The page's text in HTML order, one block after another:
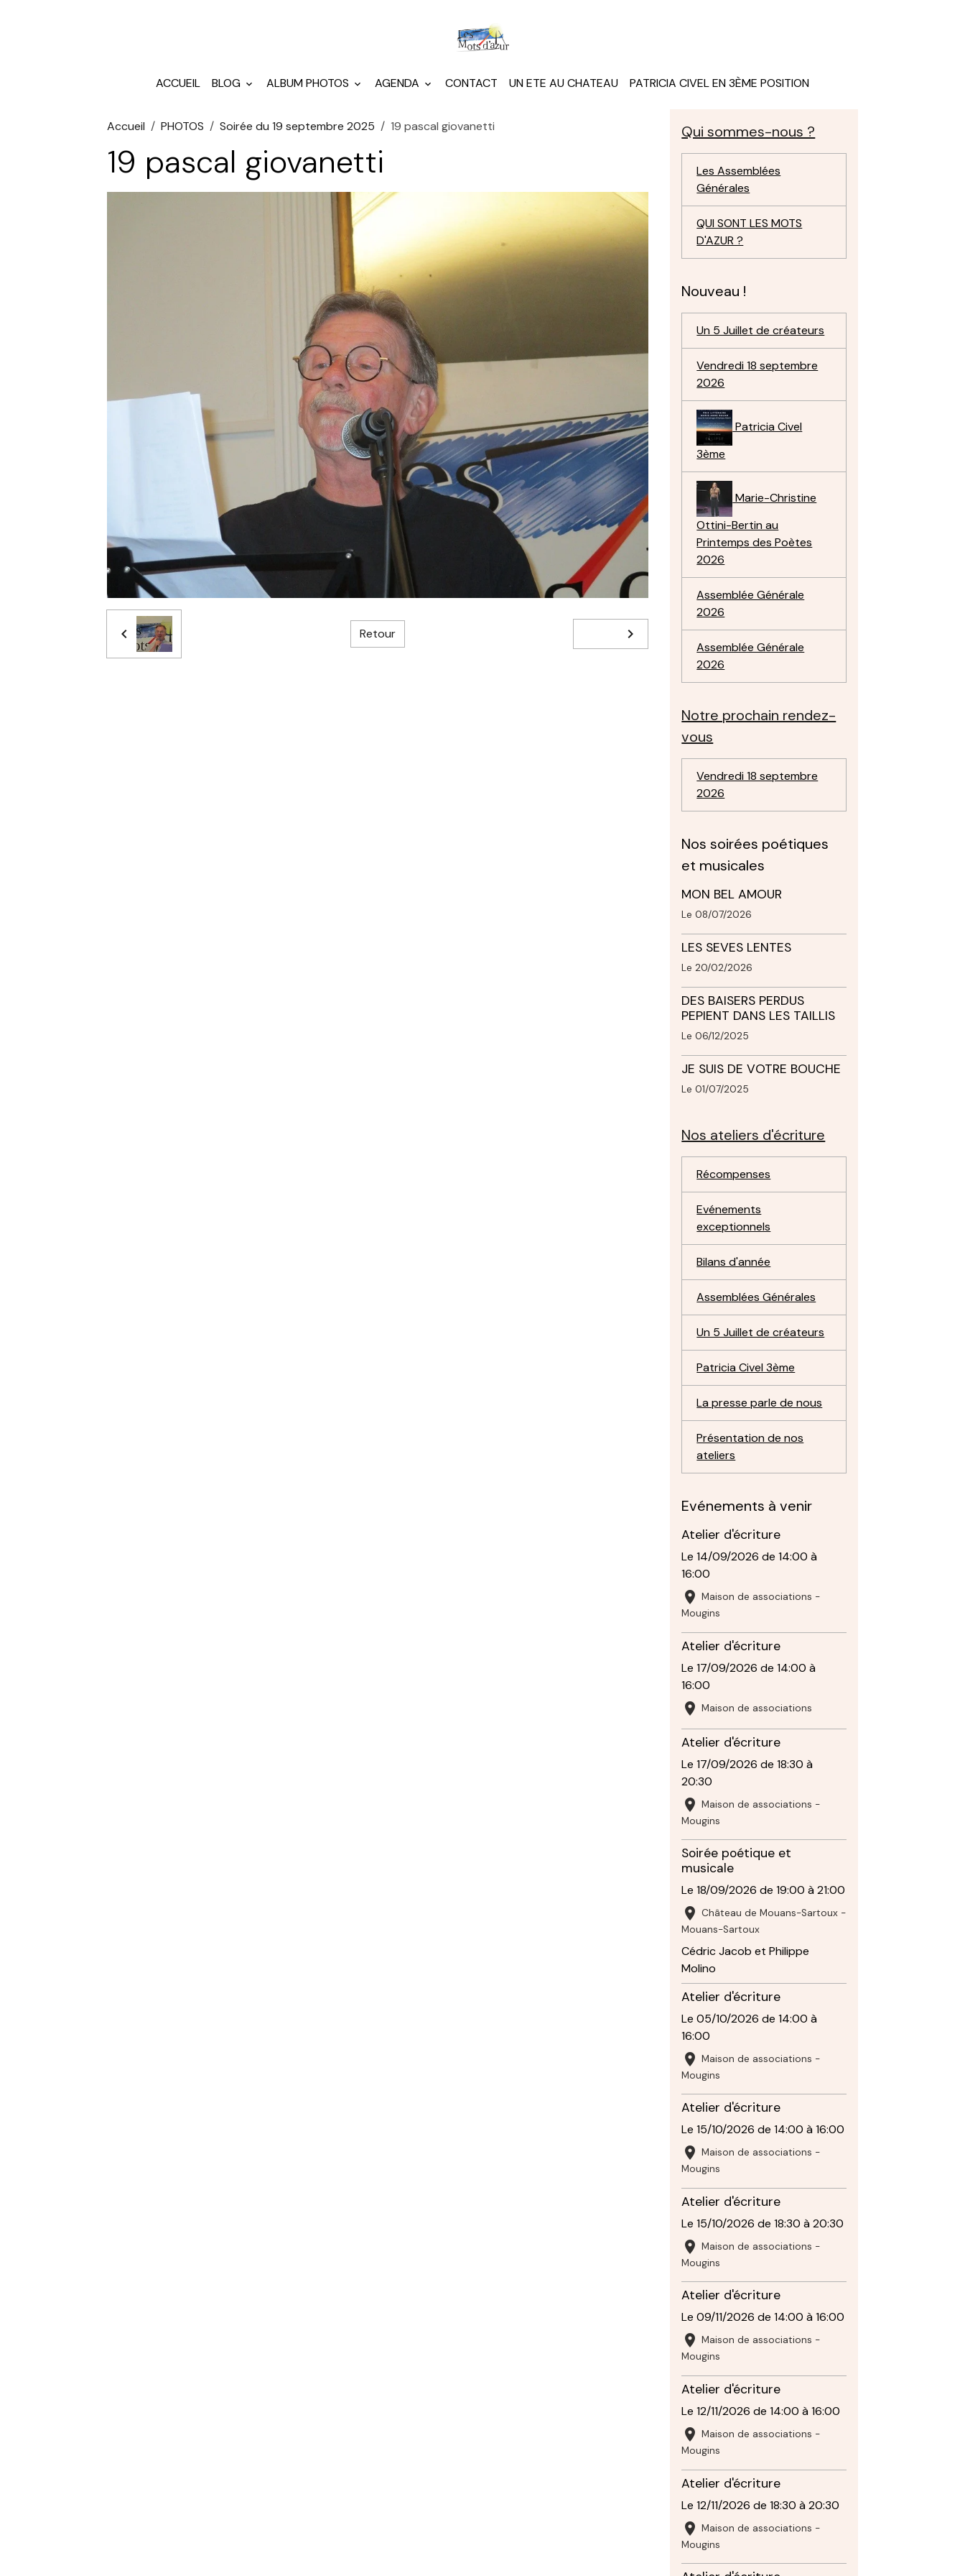
ACCUEIL BLOG ALBUM PHOTOS AGENDA CONTACT UN ETE AU CHATEAU PATRICIA CIVEL EN 3ÈME POSITION
Accueil PHOTOS Soirée du 19 septembre 2025 19 pascal giovanetti
19 pascal giovanetti
Retour
Qui sommes-nous ?
Les Assemblées
Générales
QUI SONT LES MOTS
D'AZUR ?
Nouveau !
Un 5 Juillet de créateurs
Vendredi 18 septembre
2026
Patricia Civel
3ème
Marie-Christine
Ottini-Bertin au
Printemps des Poètes
2026
Assemblée Générale
2026
Assemblée Générale
2026
Notre prochain rendez-
vous
Vendredi 18 septembre
2026
Nos soirées poétiques
et musicales
MON BEL AMOUR
Le 08/07/2026
LES SEVES LENTES
Le 20/02/2026
DES BAISERS PERDUS
PEPIENT DANS LES TAILLIS
Le 06/12/2025
JE SUIS DE VOTRE BOUCHE
Le 01/07/2025
Nos ateliers d'écriture
Récompenses
Evénements
exceptionnels
Bilans d'année
Assemblées Générales
Un 5 Juillet de créateurs
Patricia Civel 3ème
La presse parle de nous
Présentation de nos
ateliers
Evénements à venir
Atelier d'écriture
Le 14/09/2026 de 14:00 à
16:00
Maison de associations -
Mougins
Atelier d'écriture
Le 17/09/2026 de 14:00 à
16:00
Maison de associations
Atelier d'écriture
Le 17/09/2026 de 18:30 à
20:30
Maison de associations -
Mougins
Soirée poétique et
musicale
Le 18/09/2026 de 19:00 à 21:00
Château de Mouans-Sartoux -
Mouans-Sartoux
Cédric Jacob et Philippe
Molino
Atelier d'écriture
Le 05/10/2026 de 14:00 à
16:00
Maison de associations -
Mougins
Atelier d'écriture
Le 15/10/2026 de 14:00 à 16:00
Maison de associations -
Mougins
Atelier d'écriture
Le 15/10/2026 de 18:30 à 20:30
Maison de associations -
Mougins
Atelier d'écriture
Le 09/11/2026 de 14:00 à 16:00
Maison de associations -
Mougins
Atelier d'écriture
Le 12/11/2026 de 14:00 à 16:00
Maison de associations -
Mougins
Atelier d'écriture
Le 12/11/2026 de 18:30 à 20:30
Maison de associations -
Mougins